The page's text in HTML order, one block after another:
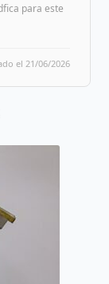
para este
el 21/06/2026